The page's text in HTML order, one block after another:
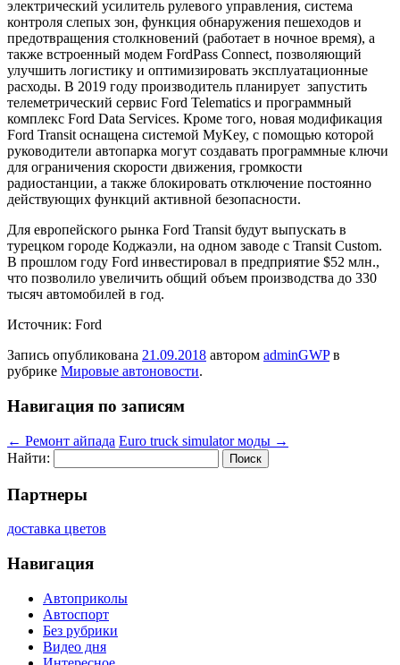
электрический усилитель рулевого управления, система
контроля слепых зон, функция обнаружения пешеходов и
предотвращения столкновений (работает в ночное время), а
также встроенный модем FordPass Connect, позволяющий
улучшить логистику и оптимизировать эксплуатационные
расходы. В 2019 году производитель планирует запустить
телеметрический сервис Ford Telematics и программный
комплекс Ford Data Services. Кроме того, новая модификация
Ford Transit оснащена системой MyKey, с помощью которой
руководители автопарка могут создавать программные ключи
для ограничения скорости движения, громкости
радиостанции, а также блокировать отключение постоянно
действующих функций активной безопасности.
Для европейского рынка Ford Transit будут выпускать в
турецком городе Коджаэли, на одном заводе с Transit Custom.
В прошлом году Ford инвестировал в предприятие $52 млн.,
что позволило увеличить общий объем производства до 330
тысяч автомобилей в год.
Источник: Ford
Запись опубликована 21.09.2018 автором adminGWPв
рубрике Мировые автоновости.
Навигация по записям
← Ремонт айпада Euro truck simulator моды →
Найти:
Партнеры
доставка цветов
Навигация
Автоприколы
Автоспорт
Без рубрики
Видео дня